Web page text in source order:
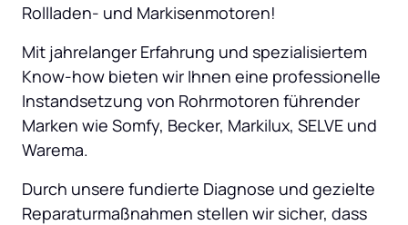
Rollladen- und Markisenmotoren!
Mit jahrelanger Erfahrung und spezialisiertem
Know-how bieten wir Ihnen eine professionelle
Instandsetzung von Rohrmotoren führender
Marken wie Somfy, Becker, Markilux, SELVE und
Warema.
Durch unsere fundierte Diagnose und gezielte
Reparaturmaßnahmen stellen wir sicher, dass